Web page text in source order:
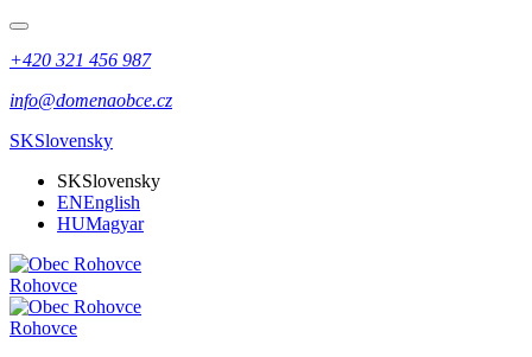
+420 321 456 987
info@domenaobce.cz
SKSlovensky
SKSlovensky
ENEnglish
HUMagyar
Rohovce
Rohovce